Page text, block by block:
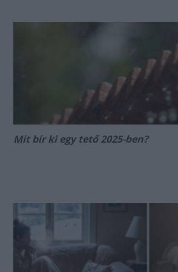
Mit bír ki egy tető 2025-ben?